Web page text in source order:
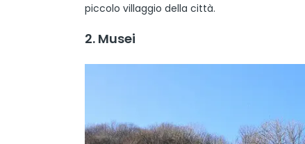
piccolo villaggio della città.
2. Musei